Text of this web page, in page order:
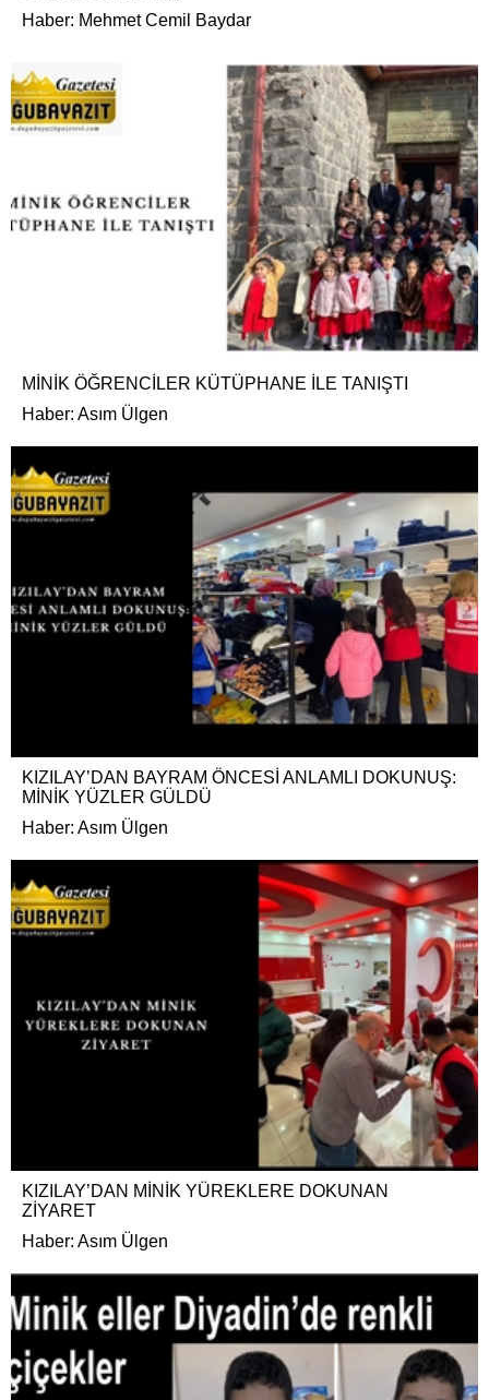
Haber: Mehmet Cemil Baydar
MİNİK ÖĞRENCİLER KÜTÜPHANE İLE TANIŞTI
Haber: Asım Ülgen
KIZILAY’DAN BAYRAM ÖNCESİ ANLAMLI DOKUNUŞ:
MİNİK YÜZLER GÜLDÜ
Haber: Asım Ülgen
KIZILAY’DAN MİNİK YÜREKLERE DOKUNAN
ZİYARET
Haber: Asım Ülgen